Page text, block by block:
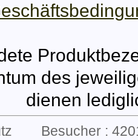
des
dienen
Besucher :